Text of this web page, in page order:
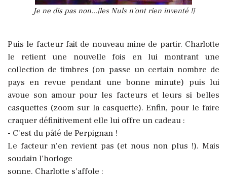
Je ne dis pas non...[les Nuls n'ont rien inventé !]
Puis le facteur fait de nouveau mine de partir. Charlotte
le retient une nouvelle fois en lui montrant une
collection de timbres (on passe un certain nombre de
pays en revue pendant une bonne minute) puis lui
avoue son amour pour les facteurs et leurs si belles
casquettes (zoom sur la casquette). Enfin, pour le faire
craquer définitivement elle lui offre un cadeau :
- C'est du pâté de Perpignan !
Le facteur n'en revient pas (et nous non plus !). Mais
soudain l'horloge
sonne. Charlotte s'affole :